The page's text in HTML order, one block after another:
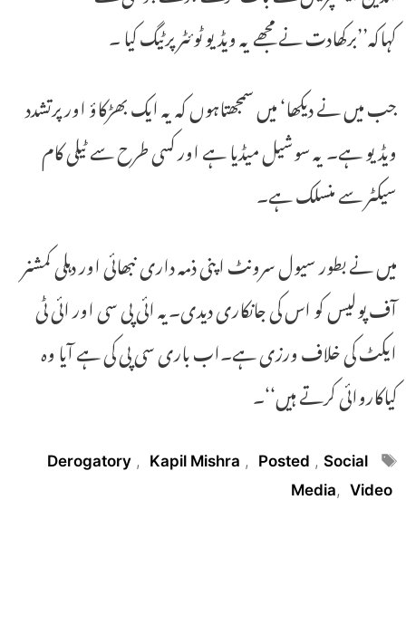
کہاکہ’’برکھادت نے مجھے یہ ویڈیو ٹوئٹر پرٹیگ کیا ۔
جب میں نے دیکھا‘ میں سمجھتاہوں کہ یہ ایک بھڑکاؤ اور پرتشدد
ویڈیو ہے۔ یہ سوشیل میڈیا ہے اور کسی طرح سے ٹیلی کام
سیکٹر سے منسلک ہے۔
میں نے بطور سیول سرونٹ اپنی ذمہ داری نبھائی اور دہلی کمشنر
آف پولیس کو اس کی جانکاری دیدی۔یہ ائی پی سی اور ائی ٹی
ایکٹ کی خلاف ورزی ہے۔اب باری سی پی کی ہے آیا وہ
کیاکاروائی کرتے ہیں‘‘۔
Tags
Derogatory , Kapil Mishra , Posted , Social
Media, Video